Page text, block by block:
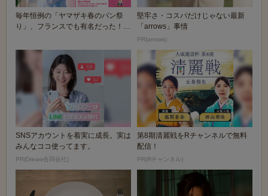
毎年恒例の「ヤマザキ春のパン祭
り」、フランスでも有名だった！？
堅牢さ・コスパだけじゃない最新
「arrows」事情
PR(arrows)
SNSアカウントを着実に成長。実は
みんなココ使ってます。
PR(Dreaw合同会社)
第8期清麗戦をRチャンネルで無料
配信！
PR(Rチャンネル)